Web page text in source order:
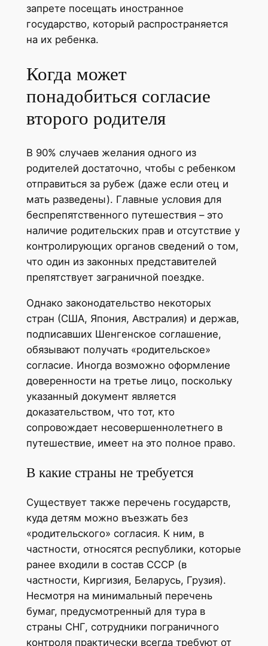
запрете посещать иностранное
государство, который распространяется
на их ребенка.
Когда может
понадобиться согласие
второго родителя
В 90% случаев желания одного из
родителей достаточно, чтобы с ребенком
отправиться за рубеж (даже если отец и
мать разведены). Главные условия для
беспрепятственного путешествия – это
наличие родительских прав и отсутствие у
контролирующих органов сведений о том,
что один из законных представителей
препятствует заграничной поездке.
Однако законодательство некоторых
стран (США, Япония, Австралия) и держав,
подписавших Шенгенское соглашение,
обязывают получать «родительское»
согласие. Иногда возможно оформление
доверенности на третье лицо, поскольку
указанный документ является
доказательством, что тот, кто
сопровождает несовершеннолетнего в
путешествие, имеет на это полное право.
В какие страны не требуется
Существует также перечень государств,
куда детям можно въезжать без
«родительского» согласия. К ним, в
частности, относятся республики, которые
ранее входили в состав СССР (в
частности, Киргизия, Беларусь, Грузия).
Несмотря на минимальный перечень
бумаг, предусмотренный для тура в
страны СНГ, сотрудники пограничного
контроля практически всегда требуют от